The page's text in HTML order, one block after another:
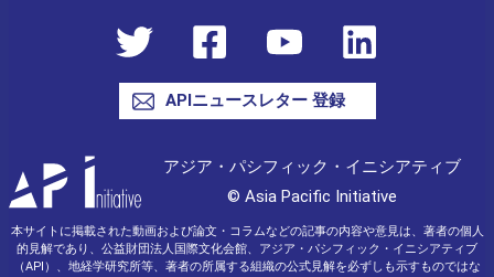
APIニュースレター 登録
アジア・パシフィック・イニシアティブ
© Asia Pacific Initiative
本サイトに掲載された動画および論文・コラムなどの記事の内容や意見は、著者の個人
的見解であり、公益財団法人国際文化会館、アジア・パシフィック・イニシアティブ
（API）、地経学研究所等、著者の所属する組織の公式見解を必ずしも示すものではな